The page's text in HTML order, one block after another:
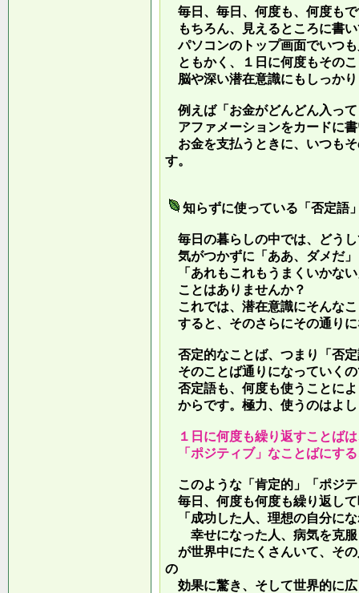
毎日、毎日、何度も、何度も
もちろん、見えるところに書
パソコンのトップ画面でいつ
ともかく、１日に何度もその
脳や深い潜在意識にもしっか
例えば「お金がどんどん入っ
アファメーションをカードに
お金を支払うときに、いつも
す。
知らずに使っている「否定語
毎日の暮らしの中では、どう
気がつかずに「ああ、ダメだ
「あれもこれもうまくいかな
ことはありませんか？
これでは、潜在意識にそんな
すると、そのさらにその通り
否定的なことば、つまり「否
そのことば通りになっていく
否定語も、何度も使うことに
からです。極力、使うのはよ
１日に何度も繰り返すことば
「ポジティブ」なことばにす
このような「肯定的」「ポジ
毎日、何度も何度も繰り返し
「成功した人、理想の自分に
幸せになった人、病気を克服
が世界中にたくさんいて、そ
の
効果に驚き、そして世界的に